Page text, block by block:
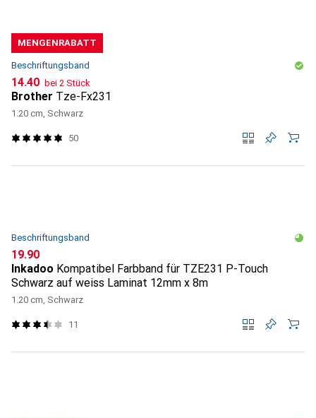
MENGENRABATT
Beschriftungsband
CHF
14.40 bei 2 Stück
Brother Tze-Fx231
1.20 cm, Schwarz
50
Beschriftungsband
CHF
19.90
Inkadoo Kompatibel Farbband für TZE231 P-Touch
Schwarz auf weiss Laminat 12mm x 8m
1.20 cm, Schwarz
11